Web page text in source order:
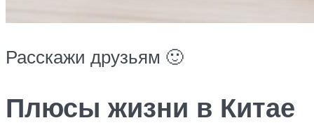
Расскажи друзьям 🙂
Плюсы жизни в Китае